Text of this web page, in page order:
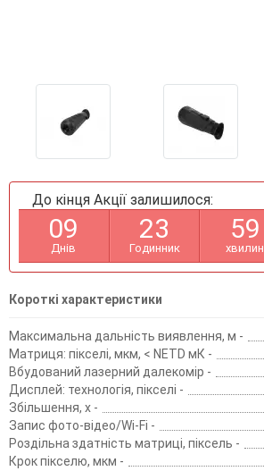
До кінця Акції залишилося:
09
Днів
23
Годинник
59
хвилин
Короткі характеристики
Максимальна дальність виявлення, м -
Матриця: пікселі, мкм, < NETD мК -
Вбудований лазерний далекомір -
Дисплей: технологія, пікселі -
Збільшення, х -
Запис фото-відео/Wi-Fi -
Роздільна здатність матриці, піксель -
Крок пікселю, мкм -